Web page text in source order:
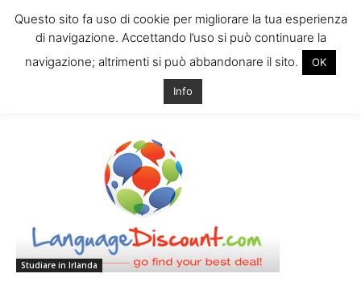
Tag: corsi inglese irlanda
Studiare in Irlanda
Questo sito fa uso di cookie per migliorare la tua esperienza
di navigazione. Accettando l’uso si può continuare la
navigazione; altrimenti si può abbandonare il sito.
OK
Info